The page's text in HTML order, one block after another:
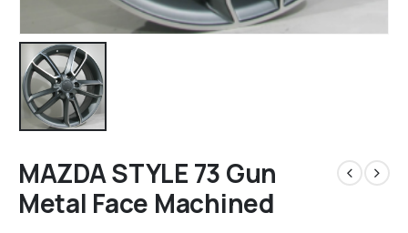
MAZDA STYLE 73 Gun
Metal Face Machined